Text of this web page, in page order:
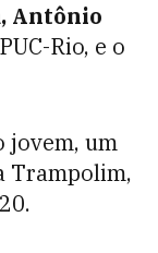
Antônio
Rio, e o
jovem, um
Trampolim,